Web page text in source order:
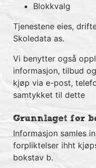
Blokkvalg
Tjenestene eies,
Skoledata as.
Vi benytter også
informasjon, tilbud
kjøp via e-post,
samtykket til dette
Grunnlaget for
Informasjon samles
forpliktelser ihht
bokstav b.